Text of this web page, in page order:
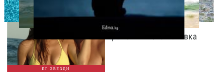
БГ ЗВЕЗДИ
Палатка под звездите!
Юлиан Костов и Мирела
Илиева избраха най-
романтичната почивка